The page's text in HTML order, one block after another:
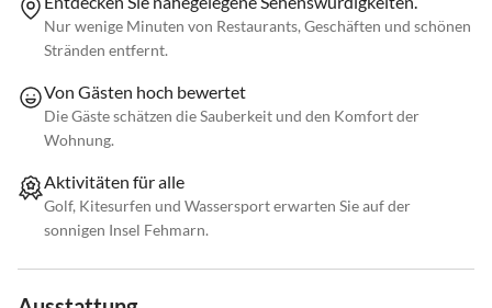
Nur wenige Minuten von Restaurants, Geschäften und schönen
Stränden entfernt.
Von Gästen hoch bewertet
Die Gäste schätzen die Sauberkeit und den Komfort der
Wohnung.
Aktivitäten für alle
Golf, Kitesurfen und Wassersport erwarten Sie auf der
sonnigen Insel Fehmarn.